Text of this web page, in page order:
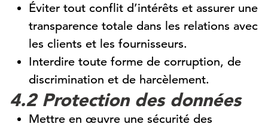
Éviter tout conflit d’intérêts et assurer une
transparence totale dans les relations avec
les clients et les fournisseurs.
Interdire toute forme de corruption, de
discrimination et de harcèlement.
4.2 Protection des données
Mettre en œuvre une sécurité des